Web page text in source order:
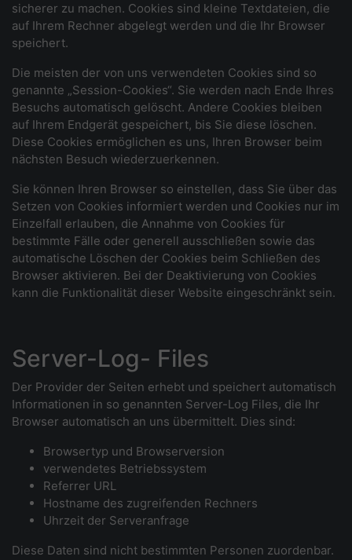
sicherer zu machen. Cookies sind kleine Textdateien, die
auf Ihrem Rechner abgelegt werden und die Ihr Browser
speichert.
Die meisten der von uns verwendeten Cookies sind so
genannte „Session-Cookies“. Sie werden nach Ende Ihres
Besuchs automatisch gelöscht. Andere Cookies bleiben
auf Ihrem Endgerät gespeichert, bis Sie diese löschen.
Diese Cookies ermöglichen es uns, Ihren Browser beim
nächsten Besuch wiederzuerkennen.
Sie können Ihren Browser so einstellen, dass Sie über das
Setzen von Cookies informiert werden und Cookies nur im
Einzelfall erlauben, die Annahme von Cookies für
bestimmte Fälle oder generell ausschließen sowie das
automatische Löschen der Cookies beim Schließen des
Browser aktivieren. Bei der Deaktivierung von Cookies
kann die Funktionalität dieser Website eingeschränkt sein.
Server-Log- Files
Der Provider der Seiten erhebt und speichert automatisch
Informationen in so genannten Server-Log Files, die Ihr
Browser automatisch an uns übermittelt. Dies sind:
Browsertyp und Browserversion
verwendetes Betriebssystem
Referrer URL
Hostname des zugreifenden Rechners
Uhrzeit der Serveranfrage
Diese Daten sind nicht bestimmten Personen zuordenbar.